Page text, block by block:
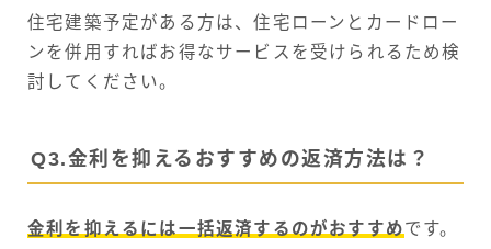
住宅建築予定がある方は、住宅ローンとカードロー
ンを併用すればお得なサービスを受けられるため検
討してください。
Q3.金利を抑えるおすすめの返済方法は？
金利を抑えるには一括返済するのがおすすめです。